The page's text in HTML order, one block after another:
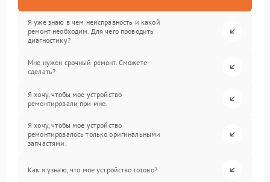
Я уже знаю в чем неисправность и какой
ремонт необходим. Для чего проводить
диагностику?
Мне нужен срочный ремонт. Сможете
сделать?
Я хочу, чтобы мое устройство
ремонтировали при мне.
Я хочу, чтобы мое устройство
ремонтировалось только оригинальными
запчастями.
Как я узнаю, что мое устройство готово?